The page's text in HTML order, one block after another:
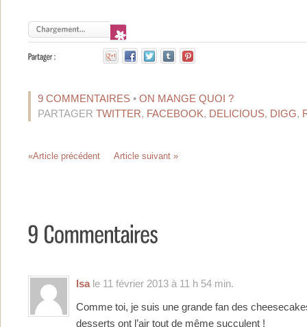
9 COMMENTAIRES • ON MANGE QUOI ?
PARTAGER TWITTER, FACEBOOK, DELICIOUS, DIGG,
«Article précédent Article suivant »
Isale 11 février 2013 à 11 h 54 min.
Comme toi, je suis une grande fan des
desserts ont l’air tout de même succulent !